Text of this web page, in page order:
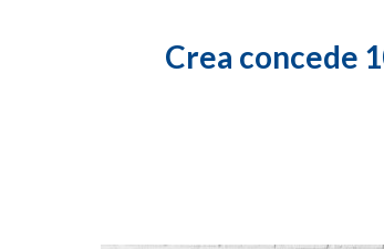
Crea concede